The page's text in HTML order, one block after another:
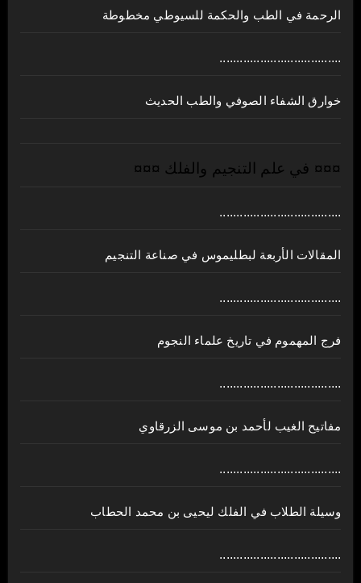
الرحمة في الطب والحكمة للسيوطي مخطوطة
....................................
خوارق الشفاء الصوفي والطب الحديث
¤¤¤ في علم التنجيم والفلك ¤¤¤
....................................
المقالات الأربعة لبطليموس في صناعة التنجيم
....................................
فرج المهموم في تاريخ علماء النجوم
....................................
مفاتيح الغيب لأحمد بن موسى الزرقاوي
....................................
وسيلة الطلاب في الفلك ليحيى بن محمد الحطاب
....................................